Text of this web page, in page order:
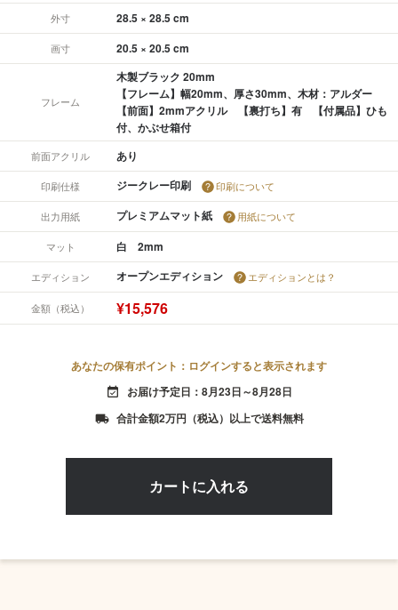
外寸 28.5 × 28.5 cm
画寸 20.5 × 20.5 cm
フレーム
木製ブラック 20mm
【フレーム】幅20mm、厚さ30mm、木材：アルダー
【前面】2mmアクリル 【裏打ち】有 【付属品】ひも
付、かぶせ箱付
前面アクリル あり
印刷仕様 ジークレー印刷 印刷について
出力用紙 プレミアムマット紙 用紙について
マット 白 2mm
エディション オープンエディション エディションとは？
金額（税込） ¥15,576
あなたの保有ポイント：ログインすると表示されます
event_available お届け予定日：8月23日～8月28日
local_shipping 合計金額2万円（税込）以上で送料無料